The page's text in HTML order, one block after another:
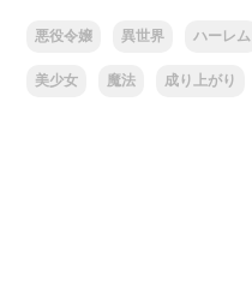
悪役令嬢 異世界 ハーレム
美少女 魔法 成り上がり